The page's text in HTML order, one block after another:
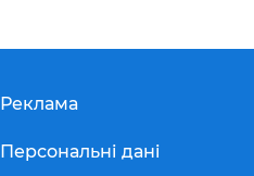
Реклама
Персональні дані